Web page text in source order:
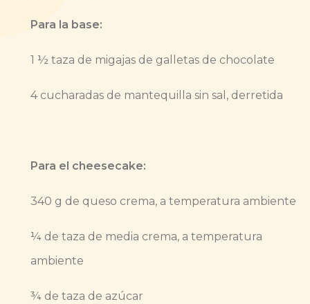
Para la base:
1 ½ taza de migajas de galletas de chocolate
4 cucharadas de mantequilla sin sal, derretida
Para el cheesecake:
340 g de queso crema, a temperatura ambiente
¼ de taza de media crema, a temperatura
ambiente
¾ de taza de azúcar